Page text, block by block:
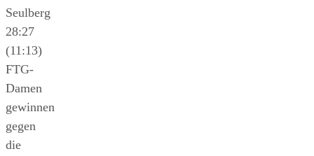
Seulberg
28:27
(11:13)
FTG-
Damen
gewinnen
gegen
die